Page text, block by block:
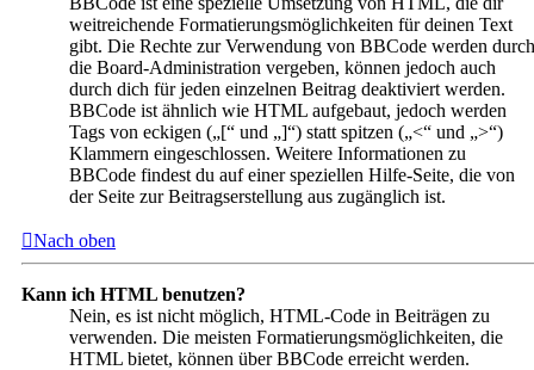
weitreichende Formatierungsmöglichkeiten für deinen Text
gibt. Die Rechte zur Verwendung von BBCode werden durch
die Board-Administration vergeben, können jedoch auch
durch dich für jeden einzelnen Beitrag deaktiviert werden.
BBCode ist ähnlich wie HTML aufgebaut, jedoch werden
Tags von eckigen („[“ und „]“) statt spitzen („<“ und „>“)
Klammern eingeschlossen. Weitere Informationen zu
BBCode findest du auf einer speziellen Hilfe-Seite, die von
der Seite zur Beitragserstellung aus zugänglich ist.
Nach oben
Kann ich HTML benutzen?
Nein, es ist nicht möglich, HTML-Code in Beiträgen zu
verwenden. Die meisten Formatierungsmöglichkeiten, die
HTML bietet, können über BBCode erreicht werden.